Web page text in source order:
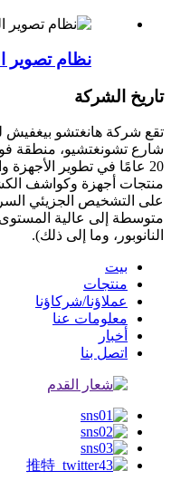
نظام تصوير
تاريخ الشركة
شارع تشونغتشيو، منطقة
20 عامًا في تطوير
منتجات أجهزة وكواشف
على التشخيص الجزيئي
متوسطة إلى عالية
النانوبور، وما إلى ذلك).
بيت
منتجات
عملاؤنا/شركاؤنا
معلومات عنا
أخبار
اتصل بنا